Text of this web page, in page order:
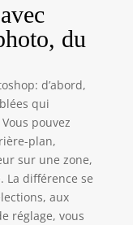
du
d’abord,
qui
pouvez
plan,
sur une zone,
La différence se
aux
réglage, vous